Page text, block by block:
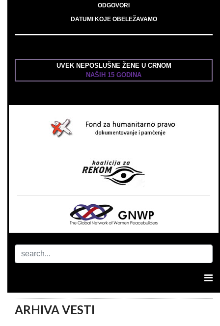
ODGOVORI
DATUMI KOJE OBELEŽAVAMO
UVEK NEPOSLUŠNE ŽENE U CRNOM
NAŠIH 15 GODINA
ARHIVA VESTI